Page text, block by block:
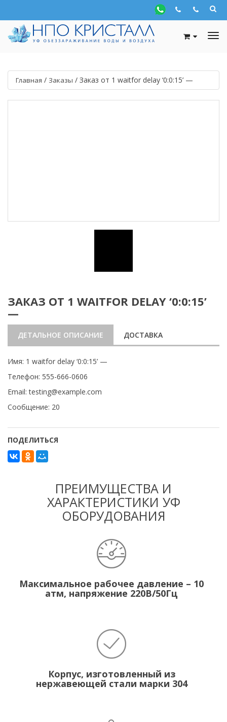
Главная / Заказы / Заказ от 1 waitfor delay ‘0:0:15’ —
ЗАКАЗ ОТ 1 WAITFOR DELAY ‘0:0:15’
—
ДЕТАЛЬНОЕ ОПИСАНИЕ ДОСТАВКА
Имя: 1 waitfor delay ‘0:0:15’ —
Телефон: 555-666-0606
Email: testing@example.com
Сообщение: 20
ПОДЕЛИТЬСЯ
ПРЕИМУЩЕСТВА И
ХАРАКТЕРИСТИКИ УФ
ОБОРУДОВАНИЯ
Максимальное рабочее давление – 10
атм, напряжение 220В/50Гц
Корпус, изготовленный из
нержавеющей стали марки 304